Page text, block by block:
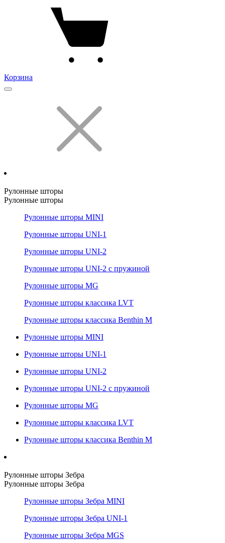
Корзина
Рулонные шторы
Рулонные шторы
Рулонные шторы MINI
Рулонные шторы UNI-1
Рулонные шторы UNI-2
Рулонные шторы UNI-2 с пружиной
Рулонные шторы MG
Рулонные шторы классика LVT
Рулонные шторы классика Benthin M
Рулонные шторы MINI
Рулонные шторы UNI-1
Рулонные шторы UNI-2
Рулонные шторы UNI-2 с пружиной
Рулонные шторы MG
Рулонные шторы классика LVT
Рулонные шторы классика Benthin M
Рулонные шторы Зебра
Рулонные шторы Зебра
Рулонные шторы Зебра MINI
Рулонные шторы Зебра UNI-1
Рулонные шторы Зебра MGS